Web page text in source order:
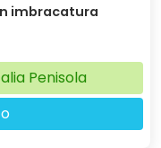
imbracatura
Penisola